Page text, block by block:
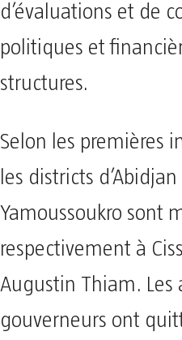
d’évaluations et de
politiques et
structures.
Selon les premières
les districts
Yamoussoukro sont
respectivement à
Augustin Thiam. Les
gouverneurs ont